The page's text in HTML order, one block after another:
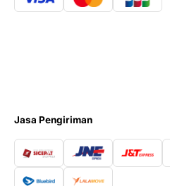
Jasa Pengiriman